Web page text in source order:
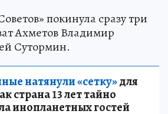
покинула сразу три
Ахметов Владимир
Сутормин.
натянули «сетку»для
страна 13 лет тайно
инопланетных гостей